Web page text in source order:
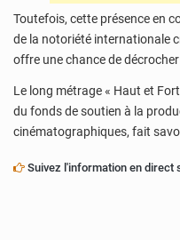
Toutefois, cette présence en
de la notoriété internationale
offre une chance de
Le long métrage « Haut et
du fonds de soutien à la
cinématographiques, fait
Suivez l'information en direct